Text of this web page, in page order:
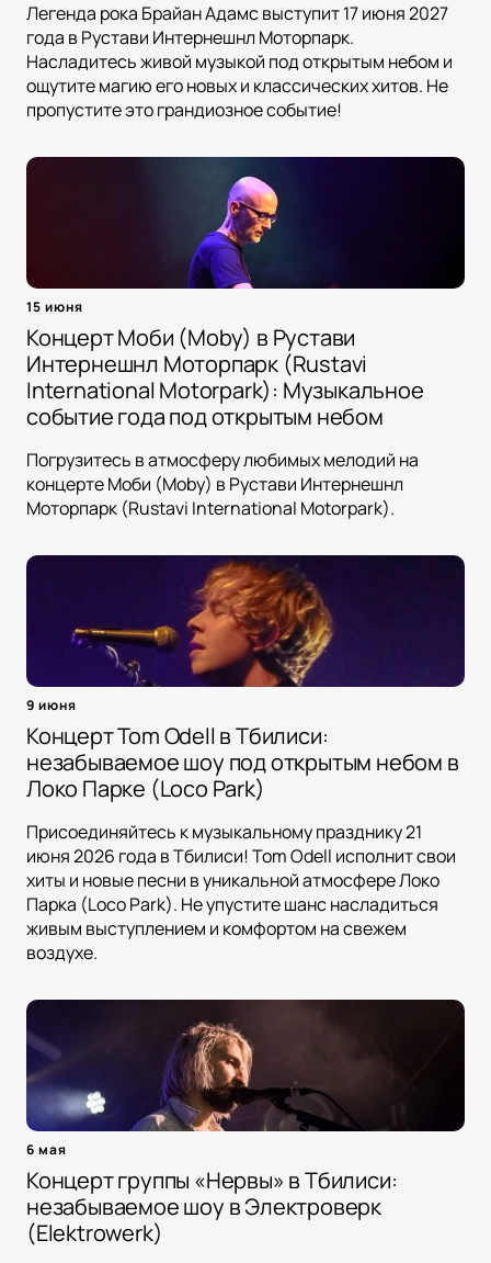
Легенда рока Брайан Адамс выступит 17 июня 2027
года в Рустави Интернешнл Моторпарк.
Насладитесь живой музыкой под открытым небом и
ощутите магию его новых и классических хитов. Не
пропустите это грандиозное событие!
15 июня
Концерт Моби (Moby) в Рустави
Интернешнл Моторпарк (Rustavi
International Motorpark): Музыкальное
событие года под открытым небом
Погрузитесь в атмосферу любимых мелодий на
концерте Моби (Moby) в Рустави Интернешнл
Моторпарк (Rustavi International Motorpark).
9 июня
Концерт Tom Odell в Тбилиси:
незабываемое шоу под открытым небом в
Локо Парке (Loco Park)
Присоединяйтесь к музыкальному празднику 21
июня 2026 года в Тбилиси! Tom Odell исполнит свои
хиты и новые песни в уникальной атмосфере Локо
Парка (Loco Park). Не упустите шанс насладиться
живым выступлением и комфортом на свежем
воздухе.
6 мая
Концерт группы «Нервы» в Тбилиси:
незабываемое шоу в Электроверк
(Elektrowerk)